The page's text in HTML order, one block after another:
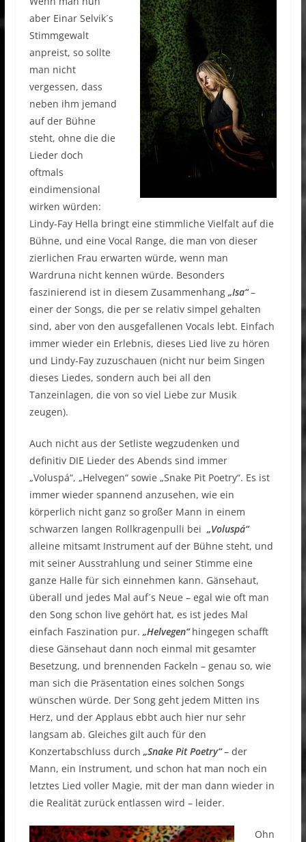
aber Einar Selvik´s
Stimmgewalt
anpreist, so sollte
man nicht
vergessen, dass
neben ihm jemand
auf der Bühne
steht, ohne die die
Lieder doch
oftmals
eindimensional
wirken würden:
Lindy-Fay Hella bringt eine stimmliche Vielfalt auf die
Bühne, und eine Vocal Range, die man von dieser
zierlichen Frau erwarten würde, wenn man
Wardruna nicht kennen würde. Besonders
faszinierend ist in diesem Zusammenhang „Isa“–
einer der Songs, die per se relativ simpel gehalten
sind, aber von den ausgefallenen Vocals lebt. Einfach
immer wieder ein Erlebnis, dieses Lied live zu hören
und Lindy-Fay zuzuschauen (nicht nur beim Singen
dieses Liedes, sondern auch bei all den
Tanzeinlagen, die von so viel Liebe zur Musik
zeugen).
Auch nicht aus der Setliste wegzudenken und
definitiv DIE Lieder des Abends sind immer
„Voluspá“, „Helvegen“ sowie „Snake Pit Poetry“. Es ist
immer wieder spannend anzusehen, wie ein
körperlich nicht ganz so großer Mann in einem
schwarzen langen Rollkragenpulli bei „Voluspá“
alleine mitsamt Instrument auf der Bühne steht, und
mit seiner Ausstrahlung und seiner Stimme eine
ganze Halle für sich einnehmen kann. Gänsehaut,
überall und jedes Mal auf´s Neue – egal wie oft man
den Song schon live gehört hat, es ist jedes Mal
einfach Faszination pur. „Helvegen“hingegen schafft
diese Gänsehaut dann noch einmal mit gesamter
Besetzung, und brennenden Fackeln – genau so, wie
man sich die Präsentation eines solchen Songs
wünschen würde. Der Song geht jedem Mitten ins
Herz, und der Applaus ebbt auch hier nur sehr
langsam ab. Gleiches gilt auch für den
Konzertabschluss durch „Snake Pit Poetry“– der
Mann, ein Instrument, und schon hat man noch ein
letztes Lied voller Magie, mit der man dann wieder in
die Realität zurück entlassen wird – leider.
Ohn